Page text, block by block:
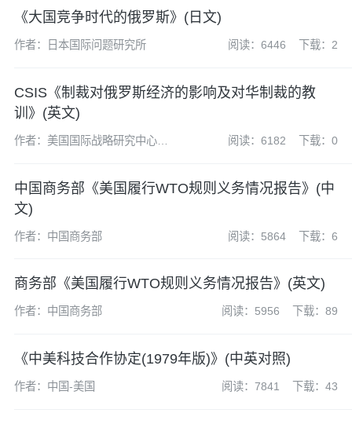
《大国竞争时代的俄罗斯》(日文)
作者：日本国际问题研究所 阅读：6446 下载：2
CSIS《制裁对俄罗斯经济的影响及对华制裁的教
训》(英文)
作者：美国国际战略研究中心
阅读：6182 下载：0
中国商务部《美国履行WTO规则义务情况报告》(中
文)
作者：中国商务部 阅读：5864 下载：6
商务部《美国履行WTO规则义务情况报告》(英文)
作者：中国商务部 阅读：5956 下载：89
《中美科技合作协定(1979年版)》(中英对照)
作者：中国-美国 阅读：7841 下载：43